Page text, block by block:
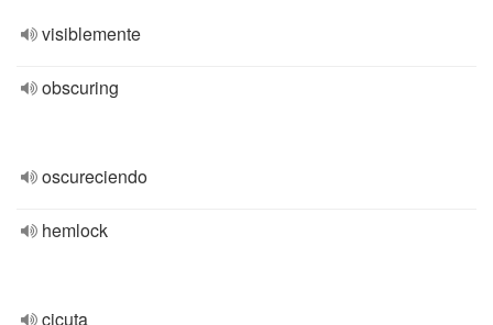
visiblemente
obscuring
oscureciendo
hemlock
cicuta